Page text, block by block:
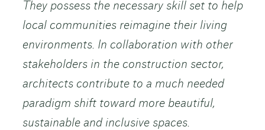
They possess the necessary skill set to help
local communities reimagine their living
environments. In collaboration with other
stakeholders in the construction sector,
architects contribute to a much needed
paradigm shift toward more beautiful,
sustainable and inclusive spaces.